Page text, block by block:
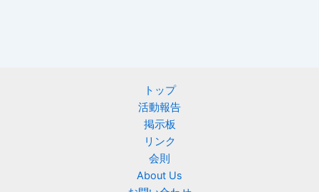
トップ
活動報告
掲示板
リンク
会則
About Us